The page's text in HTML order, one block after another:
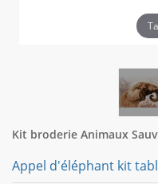
Kit broderie Animaux
Appel d'éléphant kit